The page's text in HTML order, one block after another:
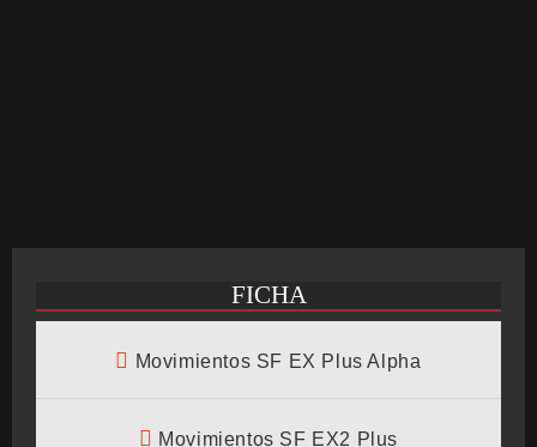
BONUS STAGE
FICHA
Movimientos SF EX Plus Alpha
Movimientos SF EX2 Plus